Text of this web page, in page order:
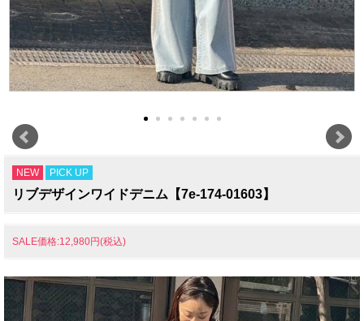
NEW PICK UP
リブデザインワイドデニム【7e-174-01603】
SALE価格:12,980円(税込)